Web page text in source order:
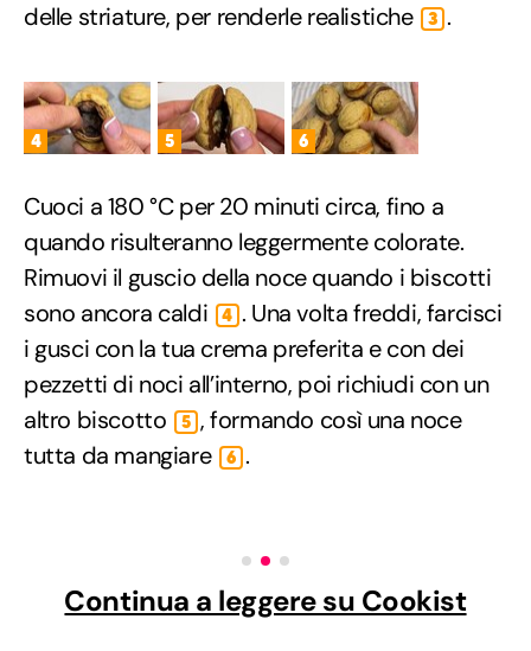
delle striature, per renderle realistiche
3 .
4 5 6
Cuoci a 180 °C per 20 minuti circa, fino a
quando risulteranno leggermente colorate.
Rimuovi il guscio della noce quando i biscotti
sono ancora caldi
4 . Una volta freddi, farcisci
i gusci con la tua crema preferita e con dei
pezzetti di noci all’interno, poi richiudi con un
altro biscotto
5 , formando così una noce
tutta da mangiare
6 .
Continua a leggere su Cookist